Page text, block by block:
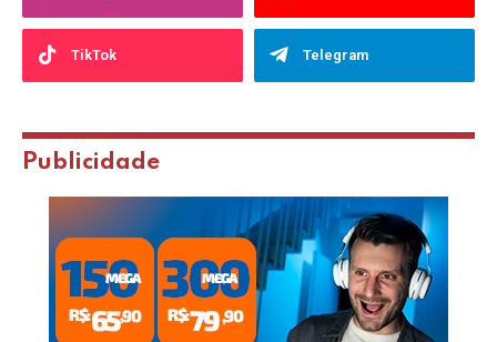
TikTok Telegram
Publicidade